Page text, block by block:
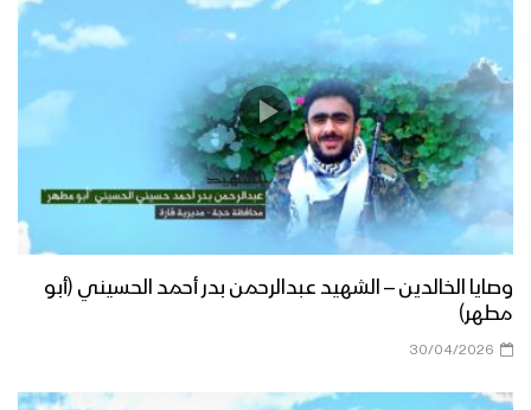
وصايا الخالدين – الشهيد عبدالرحمن بدر أحمد الحسيني (أبو
مطهر)
30/04/2026